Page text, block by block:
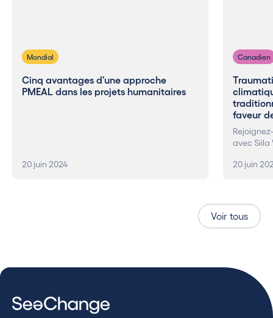
Mondial
Cinq avantages d'une approche
PMEAL dans les projets humanitaires
20 juin 2024
Canadien
faveur
avec Siila
20 juin
Voir tous